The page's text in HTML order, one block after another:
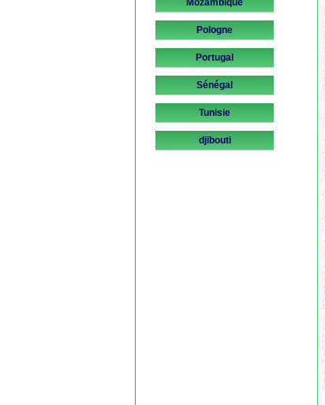
Mozambique
Pologne
Portugal
Sénégal
Tunisie
djibouti